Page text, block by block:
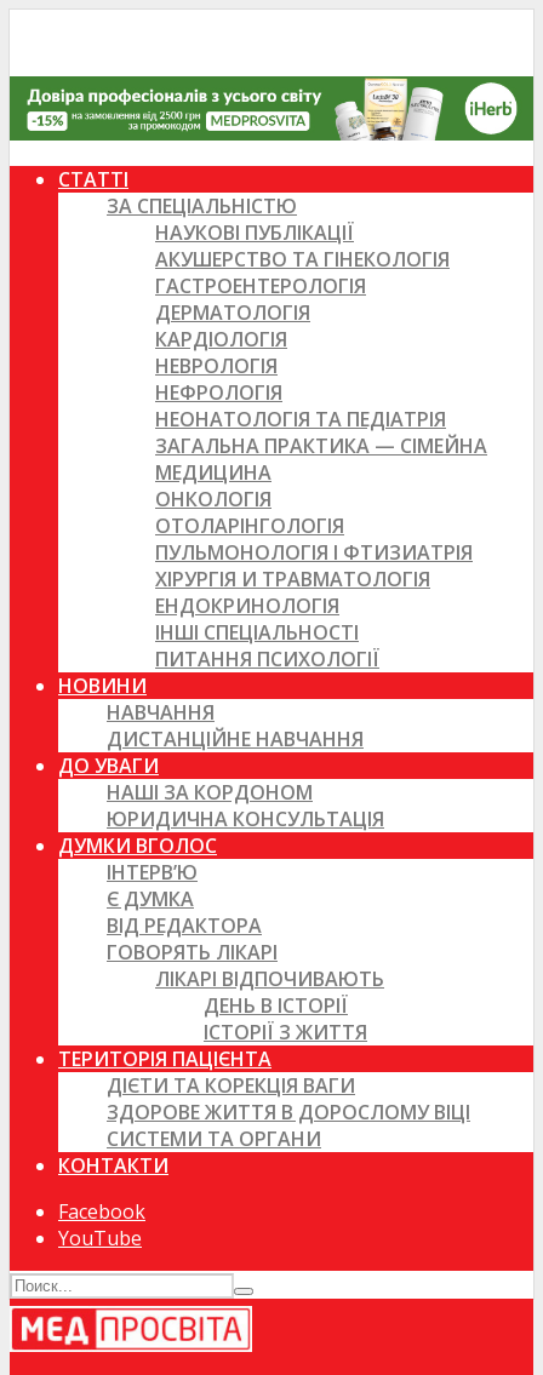
СТАТТІ
ЗА СПЕЦІАЛЬНІСТЮ
НАУКОВІ ПУБЛІКАЦІЇ
АКУШЕРСТВО ТА ГІНЕКОЛОГІЯ
ГАСТРОЕНТЕРОЛОГІЯ
ДЕРМАТОЛОГІЯ
КАРДІОЛОГІЯ
НЕВРОЛОГІЯ
НЕФРОЛОГІЯ
НЕОНАТОЛОГІЯ ТА ПЕДІАТРІЯ
ЗАГАЛЬНА ПРАКТИКА — СІМЕЙНА
МЕДИЦИНА
ОНКОЛОГІЯ
ОТОЛАРІНГОЛОГІЯ
ПУЛЬМОНОЛОГІЯ І ФТИЗИАТРІЯ
ХІРУРГІЯ И ТРАВМАТОЛОГІЯ
ЕНДОКРИНОЛОГІЯ
ІНШІ СПЕЦІАЛЬНОСТІ
ПИТАННЯ ПСИХОЛОГІЇ
НОВИНИ
НАВЧАННЯ
ДИСТАНЦІЙНЕ НАВЧАННЯ
ДО УВАГИ
НАШІ ЗА КОРДОНОМ
ЮРИДИЧНА КОНСУЛЬТАЦІЯ
ДУМКИ ВГОЛОС
ІНТЕРВ’Ю
Є ДУМКА
ВІД РЕДАКТОРА
ГОВОРЯТЬ ЛІКАРІ
ЛІКАРІ ВІДПОЧИВАЮТЬ
ДЕНЬ В ІСТОРІЇ
ІСТОРІЇ З ЖИТТЯ
ТЕРИТОРІЯ ПАЦІЄНТА
ДІЄТИ ТА КОРЕКЦІЯ ВАГИ
ЗДОРОВЕ ЖИТТЯ В ДОРОСЛОМУ ВІЦІ
СИСТЕМИ ТА ОРГАНИ
КОНТАКТИ
Facebook
YouTube